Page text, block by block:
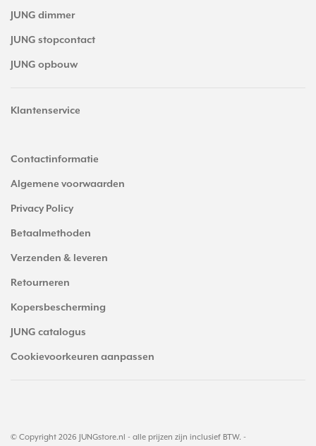
JUNG dimmer
JUNG stopcontact
JUNG opbouw
Klantenservice
Contactinformatie
Algemene voorwaarden
Privacy Policy
Betaalmethoden
Verzenden & leveren
Retourneren
Kopersbescherming
JUNG catalogus
Cookievoorkeuren aanpassen
© Copyright 2026 JUNGstore.nl - alle prijzen zijn inclusief BTW. -